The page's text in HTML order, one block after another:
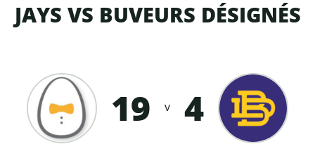
JAYS VS BUVEURS DÉSIGNÉS
19 v 4